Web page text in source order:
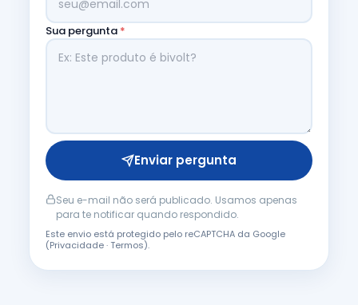
Sua pergunta *
Enviar pergunta
Seu e-mail não será publicado. Usamos apenas
para te notificar quando respondido.
Este envio está protegido pelo reCAPTCHA da Google
(Privacidade·Termos).